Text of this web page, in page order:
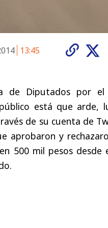
13:45
de Diputados por
está que arde,
de su cuenta de
aprobaron y
500 mil pesos